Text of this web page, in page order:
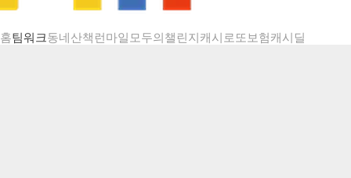
홈팀워크동네산책 런마일모두의챌린지캐시로또보험캐시딜
챌린지 상세